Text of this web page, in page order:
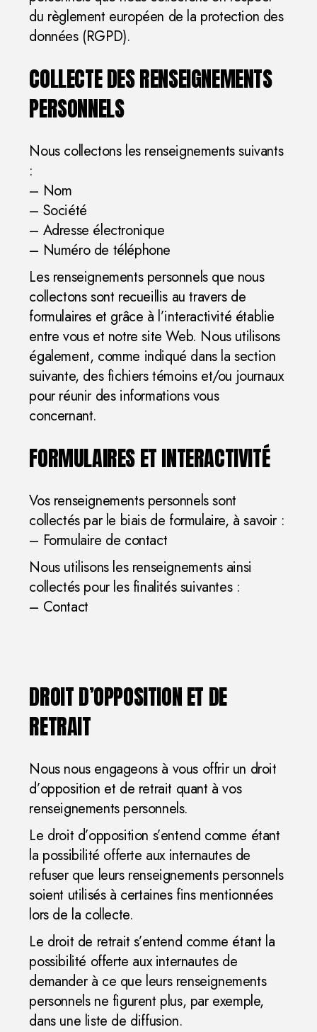
du règlement européen de la protection des
données (RGPD).
COLLECTE DES RENSEIGNEMENTS
PERSONNELS
Nous collectons les renseignements suivants
:
– Nom
– Société
– Adresse électronique
– Numéro de téléphone
Les renseignements personnels que nous
collectons sont recueillis au travers de
formulaires et grâce à l’interactivité établie
entre vous et notre site Web. Nous utilisons
également, comme indiqué dans la section
suivante, des fichiers témoins et/ou journaux
pour réunir des informations vous
concernant.
FORMULAIRES ET INTERACTIVITÉ
Vos renseignements personnels sont
collectés par le biais de formulaire, à savoir :
– Formulaire de contact
Nous utilisons les renseignements ainsi
collectés pour les finalités suivantes :
– Contact
DROIT D’OPPOSITION ET DE
RETRAIT
Nous nous engageons à vous offrir un droit
d’opposition et de retrait quant à vos
renseignements personnels.
Le droit d’opposition s’entend comme étant
la possibilité offerte aux internautes de
refuser que leurs renseignements personnels
soient utilisés à certaines fins mentionnées
lors de la collecte.
Le droit de retrait s’entend comme étant la
possibilité offerte aux internautes de
demander à ce que leurs renseignements
personnels ne figurent plus, par exemple,
dans une liste de diffusion.